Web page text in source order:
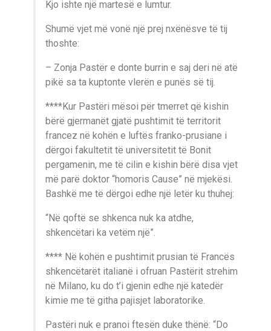
Kjo ishte një martesë e lumtur.
Shumë vjet më vonë një prej nxënësve të tij
thoshte:
– Zonja Pastër e donte burrin e saj deri në atë
pikë sa ta kuptonte vlerën e punës së tij.
****Kur Pastëri mësoi për tmerret që kishin
bërë gjermanët gjatë pushtimit të territorit
francez në kohën e luftës franko-prusiane i
dërgoi fakultetit të universitetit të Bonit
pergamenin, me të cilin e kishin bërë disa vjet
më parë doktor “homoris Cause” në mjekësi.
Bashkë me të dërgoi edhe një letër ku thuhej:
“Në qoftë se shkenca nuk ka atdhe,
shkencëtari ka vetëm një”.
**** Në kohën e pushtimit prusian të Francës
shkencëtarët italianë i ofruan Pastërit strehim
në Milano, ku do t’i gjenin edhe një katedër
kimie me të githa pajisjet laboratorike.
Pastëri nuk e pranoi ftesën duke thënë: “Do